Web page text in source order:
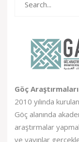
Göç
2010 yılında
Göç alanında
araştırmalar
ve yayınlar